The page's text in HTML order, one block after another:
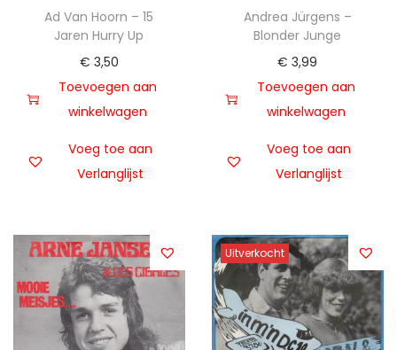
Ad Van Hoorn – 15
Jaren Hurry Up
€ 3,50
Toevoegen aan
winkelwagen
Voeg toe aan
Verlanglijst
Andrea Jürgens –
Blonder Junge
€ 3,99
Toevoegen aan
winkelwagen
Voeg toe aan
Verlanglijst
Uitverkocht